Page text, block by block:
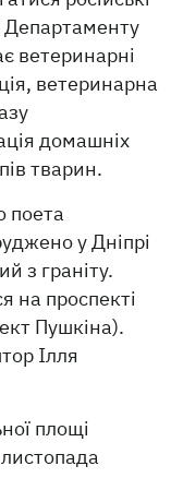
ветеринарні
ветеринарна
домашніх
тварин.
поета
у Дніпрі
з граніту.
на проспекті
Пушкіна).
Ілля
площі